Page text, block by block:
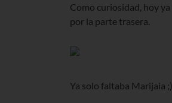
Como curiosidad, hoy
por la parte trasera.
Ya solo faltaba Marijaia ;)